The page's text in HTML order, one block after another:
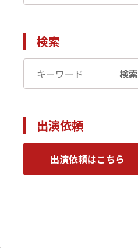
検索
検索
出演依頼
出演依頼はこちら